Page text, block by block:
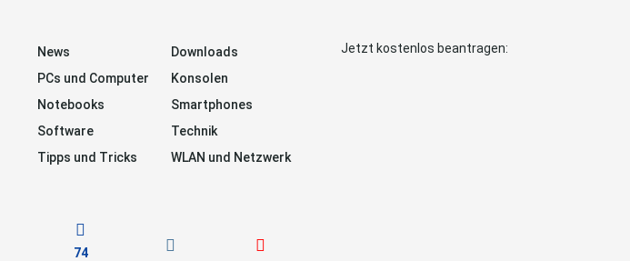
News
Downloads
PCs und Computer
Konsolen
Notebooks
Smartphones
Software
Technik
Tipps und Tricks
WLAN und Netzwerk
74
Jetzt kostenlos beantragen: